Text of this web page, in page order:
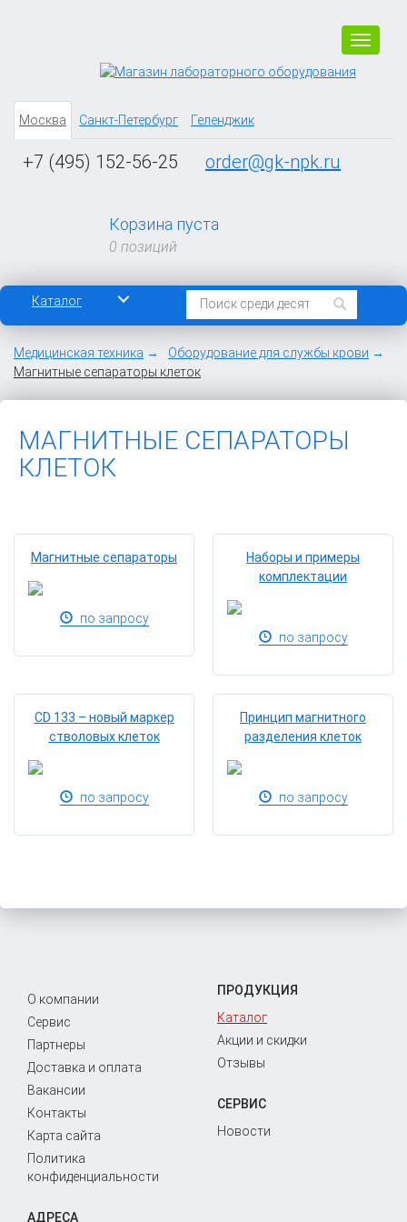
Москва Санкт-Петербург Геленджик
+7 (495) 152-56-25 order@gk-npk.ru
Корзина пуста
0 позиций
Каталог
Медицинская техника
Оборудование для службы крови
Магнитные сепараторы клеток
МАГНИТНЫЕ СЕПАРАТОРЫ
КЛЕТОК
Магнитные сепараторы
по запросу
Наборы и примеры
комплектации
по запросу
СD 133 – новый маркер
стволовых клеток
по запросу
Принцип магнитного
разделения клеток
по запросу
О компании
Сервис
Партнеры
Доставка и оплата
Вакансии
Контакты
Карта сайта
Политика
конфиденциальности
ПРОДУКЦИЯ
Каталог
Акции и скидки
Отзывы
СЕРВИС
Новости
АДРЕСА